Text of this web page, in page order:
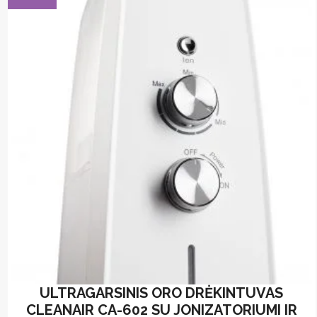
ULTRAGARSINIS ORO DRĖKINTUVAS
CLEANAIR CA-602 SU JONIZATORIUMI IR